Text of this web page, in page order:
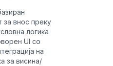
за внос преку
логика
UI со
на
за висина/